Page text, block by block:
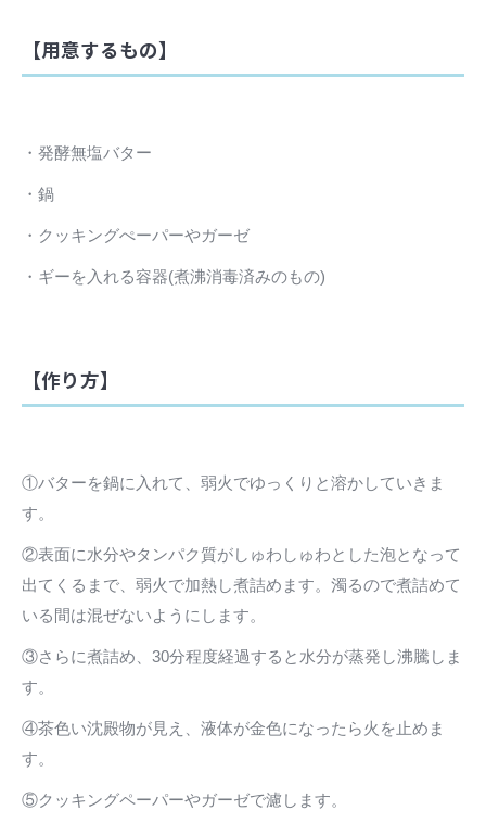
【用意するもの】
・発酵無塩バター
・鍋
・クッキングぺーパーやガーゼ
・ギーを入れる容器(煮沸消毒済みのもの)
【作り方】
①バターを鍋に入れて、弱火でゆっくりと溶かしていきま
す。
②表面に水分やタンパク質がしゅわしゅわとした泡となって
出てくるまで、弱火で加熱し煮詰めます。濁るので煮詰めて
いる間は混ぜないようにします。
③さらに煮詰め、30分程度経過すると水分が蒸発し沸騰しま
す。
④茶色い沈殿物が見え、液体が金色になったら火を止めま
す。
⑤クッキングペーパーやガーゼで濾します。